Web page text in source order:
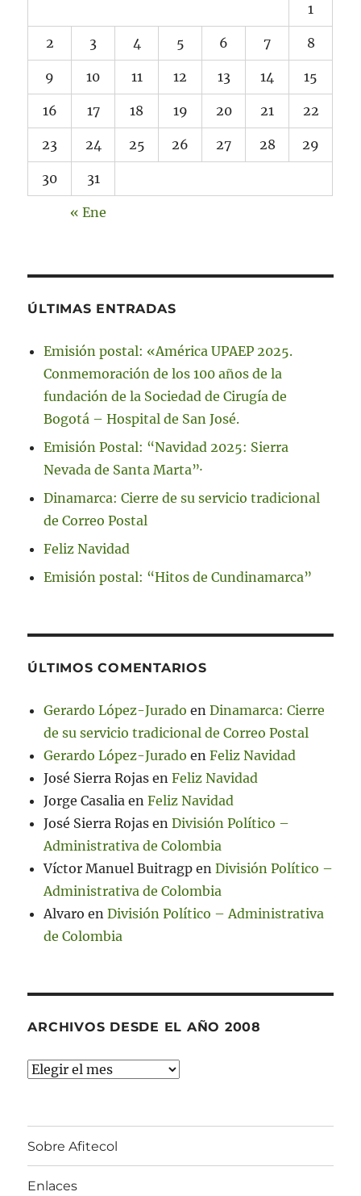
1
2 3 4 5 6 7 8
9 10 11 12 13 14 15
16 17 18 19 20 21 22
23 24 25 26 27 28 29
30 31
« Ene
ÚLTIMAS ENTRADAS
Emisión postal: «América UPAEP 2025.
Conmemoración de los 100 años de la
fundación de la Sociedad de Cirugía de
Bogotá – Hospital de San José.
Emisión Postal: “Navidad 2025: Sierra
Nevada de Santa Marta”·
Dinamarca: Cierre de su servicio tradicional
de Correo Postal
Feliz Navidad
Emisión postal: “Hitos de Cundinamarca”
ÚLTIMOS COMENTARIOS
Gerardo López-Jurado enDinamarca: Cierre
de su servicio tradicional de Correo Postal
Gerardo López-Jurado enFeliz Navidad
José Sierra Rojas enFeliz Navidad
Jorge Casalia enFeliz Navidad
José Sierra Rojas enDivisión Político –
Administrativa de Colombia
Víctor Manuel Buitragp enDivisión Político –
Administrativa de Colombia
Alvaro enDivisión Político – Administrativa
de Colombia
ARCHIVOS DESDE EL AÑO 2008
Archivos
Sobre Afitecol
Enlaces